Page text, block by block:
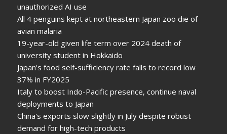
unauthorized AI use
All 4 penguins kept at northeastern Japan zoo die of
avian malaria
19-year-old given life term over 2024 death of
university student in Hokkaido
Japan's food self-sufficiency rate falls to record low
37% in FY2025
Italy to boost Indo-Pacific presence, continue naval
deployments to Japan
China's exports slow slightly in July despite robust
demand for high-tech products